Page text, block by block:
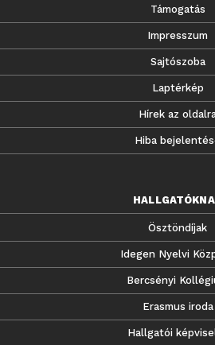
Támogatás
Impresszum
Sajtószoba
Laptérkép
Hírek az
Hiba
Ösztöndíjak
Idegen Nyelvi
Bercsényi
Erasmus iroda
Hallgatói